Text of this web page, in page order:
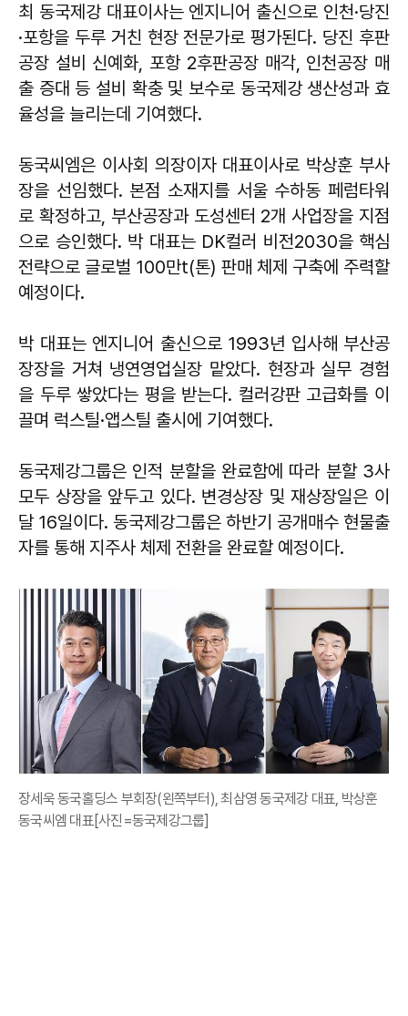
최 동국제강 대표이사는 엔지니어 출신으로 인천·당진
·포항을 두루 거친 현장 전문가로 평가된다. 당진 후판
공장 설비 신예화, 포항 2후판공장 매각, 인천공장 매
출 증대 등 설비 확충 및 보수로 동국제강 생산성과 효
율성을 늘리는데 기여했다.
동국씨엠은 이사회 의장이자 대표이사로 박상훈 부사
장을 선임했다. 본점 소재지를 서울 수하동 페럼타워
로 확정하고, 부산공장과 도성센터 2개 사업장을 지점
으로 승인했다. 박 대표는 DK컬러 비전2030을 핵심
전략으로 글로벌 100만t(톤) 판매 체제 구축에 주력할
예정이다.
박 대표는 엔지니어 출신으로 1993년 입사해 부산공
장장을 거쳐 냉연영업실장 맡았다. 현장과 실무 경험
을 두루 쌓았다는 평을 받는다. 컬러강판 고급화를 이
끌며 럭스틸·앱스틸 출시에 기여했다.
동국제강그룹은 인적 분할을 완료함에 따라 분할 3사
모두 상장을 앞두고 있다. 변경상장 및 재상장일은 이
달 16일이다. 동국제강그룹은 하반기 공개매수 현물출
자를 통해 지주사 체제 전환을 완료할 예정이다.
장세욱 동국홀딩스 부회장(왼쪽부터), 최삼영 동국제강 대표, 박상훈
동국씨엠 대표[사진=동국제강그룹]